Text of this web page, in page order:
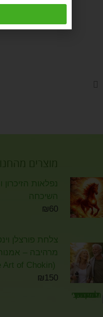
מוצרים
נפלאות הזיכרון
השיכחה
₪60
צלחת פורצלן
מרהיבה – אמנות
(The Art of Chokin)
₪150